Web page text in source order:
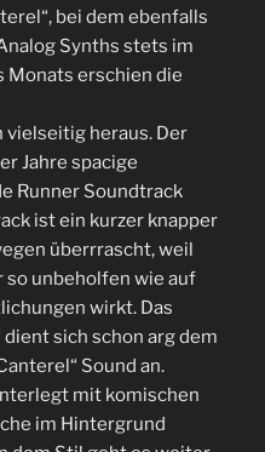
bei dem ebenfalls
Synths stets im
erschien die
vielseitig heraus. Der
Jahre spacige
Runner Soundtrack
ist ein kurzer knapper
überrrascht, weil
so unbeholfen wie auf
wirkt. Das
sich schon arg dem
Sound an.
mit komischen
im Hintergrund